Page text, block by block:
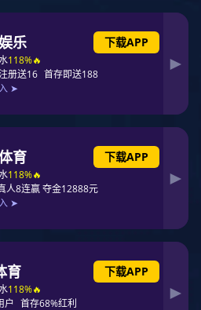
|广东双肩背包生产厂家
尺寸：长41.5*宽33*厚14cm
风格: 校园风
适用性别：男女通用
是否支持定制：是